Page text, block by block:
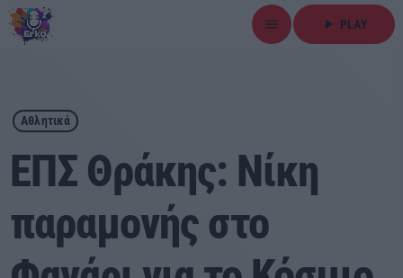
menu play_arrow PLAY
close
play_arrow ΕΡΚΟ
Αρχική
Εκπομπές
Αθλητικά
ΕΠΣ Θράκης: Νίκη
παραμονής στο